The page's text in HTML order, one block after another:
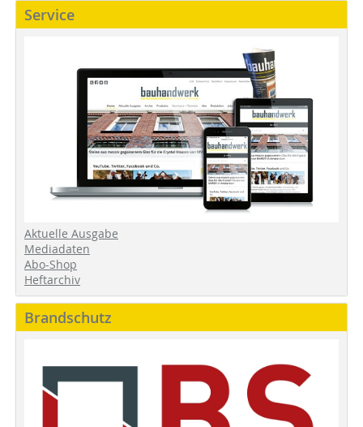
Service
Aktuelle Ausgabe
Mediadaten
Abo-Shop
Heftarchiv
Brandschutz